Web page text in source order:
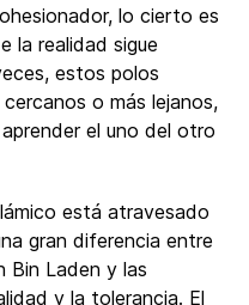
lo cierto es
la realidad sigue
estos polos
o más lejanos,
el uno del otro
está atravesado
gran diferencia entre
Bin Laden y las
y la tolerancia. El